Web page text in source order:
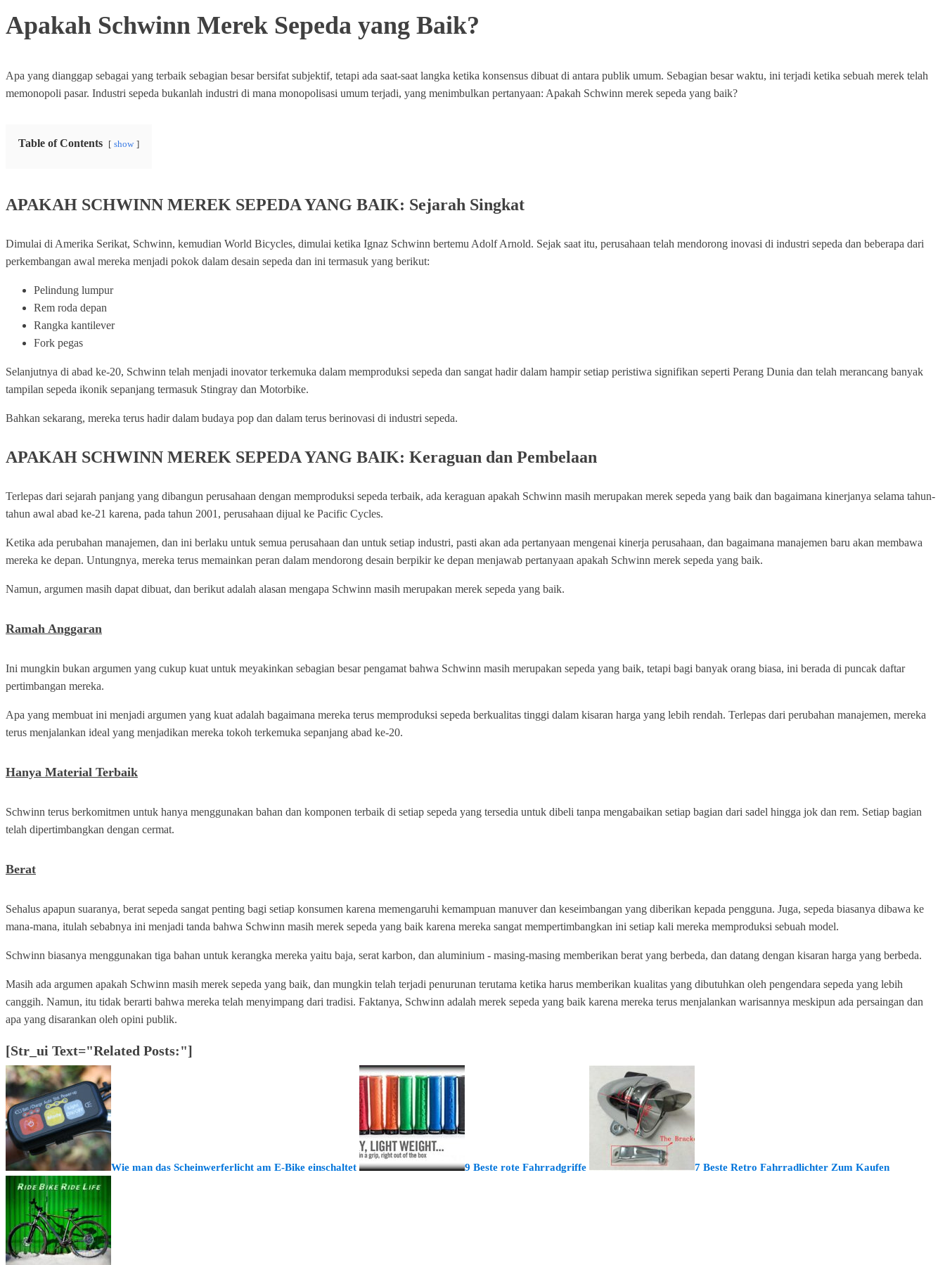
Apakah Schwinn Merek Sepeda yang Baik?
Apa yang dianggap sebagai yang terbaik sebagian besar bersifat subjektif, tetapi ada saat-saat langka ketika konsensus dibuat di antara publik umum. Sebagian besar waktu, ini terjadi ketika sebuah merek telah
memonopoli pasar. Industri sepeda bukanlah industri di mana monopolisasi umum terjadi, yang menimbulkan pertanyaan: Apakah Schwinn merek sepeda yang baik?
Table of Contents show
APAKAH SCHWINN MEREK SEPEDA YANG BAIK: Sejarah Singkat
Dimulai di Amerika Serikat, Schwinn, kemudian World Bicycles, dimulai ketika Ignaz Schwinn bertemu Adolf Arnold. Sejak saat itu, perusahaan telah mendorong inovasi di industri sepeda dan beberapa dari
perkembangan awal mereka menjadi pokok dalam desain sepeda dan ini termasuk yang berikut:
Pelindung lumpur
Rem roda depan
Rangka kantilever
Fork pegas
Selanjutnya di abad ke-20, Schwinn telah menjadi inovator terkemuka dalam memproduksi sepeda dan sangat hadir dalam hampir setiap peristiwa signifikan seperti Perang Dunia dan telah merancang banyak
tampilan sepeda ikonik sepanjang termasuk Stingray dan Motorbike.
Bahkan sekarang, mereka terus hadir dalam budaya pop dan dalam terus berinovasi di industri sepeda.
APAKAH SCHWINN MEREK SEPEDA YANG BAIK: Keraguan dan Pembelaan
Terlepas dari sejarah panjang yang dibangun perusahaan dengan memproduksi sepeda terbaik, ada keraguan apakah Schwinn masih merupakan merek sepeda yang baik dan bagaimana kinerjanya selama tahun-
tahun awal abad ke-21 karena, pada tahun 2001, perusahaan dijual ke Pacific Cycles.
Ketika ada perubahan manajemen, dan ini berlaku untuk semua perusahaan dan untuk setiap industri, pasti akan ada pertanyaan mengenai kinerja perusahaan, dan bagaimana manajemen baru akan membawa
mereka ke depan. Untungnya, mereka terus memainkan peran dalam mendorong desain berpikir ke depan menjawab pertanyaan apakah Schwinn merek sepeda yang baik.
Namun, argumen masih dapat dibuat, dan berikut adalah alasan mengapa Schwinn masih merupakan merek sepeda yang baik.
Ramah Anggaran
Ini mungkin bukan argumen yang cukup kuat untuk meyakinkan sebagian besar pengamat bahwa Schwinn masih merupakan sepeda yang baik, tetapi bagi banyak orang biasa, ini berada di puncak daftar
pertimbangan mereka.
Apa yang membuat ini menjadi argumen yang kuat adalah bagaimana mereka terus memproduksi sepeda berkualitas tinggi dalam kisaran harga yang lebih rendah. Terlepas dari perubahan manajemen, mereka
terus menjalankan ideal yang menjadikan mereka tokoh terkemuka sepanjang abad ke-20.
Hanya Material Terbaik
Schwinn terus berkomitmen untuk hanya menggunakan bahan dan komponen terbaik di setiap sepeda yang tersedia untuk dibeli tanpa mengabaikan setiap bagian dari sadel hingga jok dan rem. Setiap bagian
telah dipertimbangkan dengan cermat.
Berat
Sehalus apapun suaranya, berat sepeda sangat penting bagi setiap konsumen karena memengaruhi kemampuan manuver dan keseimbangan yang diberikan kepada pengguna. Juga, sepeda biasanya dibawa ke
mana-mana, itulah sebabnya ini menjadi tanda bahwa Schwinn masih merek sepeda yang baik karena mereka sangat mempertimbangkan ini setiap kali mereka memproduksi sebuah model.
Schwinn biasanya menggunakan tiga bahan untuk kerangka mereka yaitu baja, serat karbon, dan aluminium - masing-masing memberikan berat yang berbeda, dan datang dengan kisaran harga yang berbeda.
Masih ada argumen apakah Schwinn masih merek sepeda yang baik, dan mungkin telah terjadi penurunan terutama ketika harus memberikan kualitas yang dibutuhkan oleh pengendara sepeda yang lebih
canggih. Namun, itu tidak berarti bahwa mereka telah menyimpang dari tradisi. Faktanya, Schwinn adalah merek sepeda yang baik karena mereka terus menjalankan warisannya meskipun ada persaingan dan
apa yang disarankan oleh opini publik.
[str_ui Text="Related Posts:"]
Wie man das Scheinwerferlicht am E-Bike einschaltet 9 Beste rote Fahrradgriffe 7 Beste Retro Fahrradlichter Zum Kaufen